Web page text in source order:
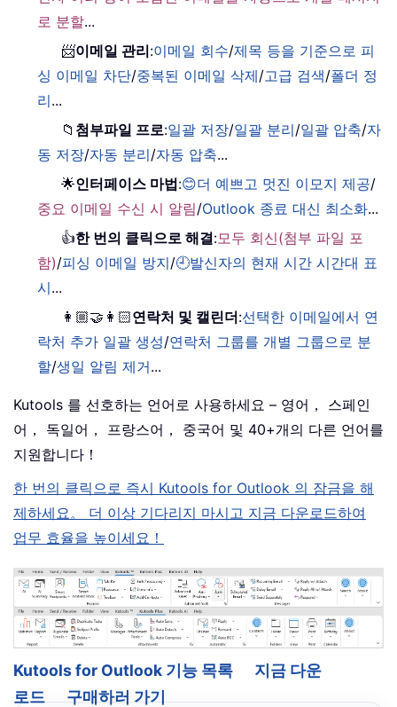
로 분할...
📨이메일 관리:이메일 회수/제목 등을 기준으로 피
싱 이메일 차단/중복된 이메일 삭제/고급 검색/폴더 정
리...
📁 첨부파일 프로:일괄 저장/일괄 분리/일괄 압축/자
동 저장/자동 분리/자동 압축...
🌟인터페이스 마법:😊더 예쁘고 멋진 이모지 제공/
중요 이메일 수신 시 알림/Outlook 종료 대신 최소화...
👍한 번의 클릭으로 해결:모두 회신(첨부 파일 포
함)/피싱 이메일 방지/🕘발신자의 현재 시간 시간대 표
시...
👩🏼‍🤝‍👩🏻연락처 및 캘린더:선택한 이메일에서 연
락처 추가 일괄 생성/연락처 그룹를 개별 그룹으로 분
할/생일 알림 제거...
Kutools 를 선호하는 언어로 사용하세요 – 영어， 스페인
어， 독일어， 프랑스어， 중국어 및 40+개의 다른 언어를
지원합니다！
한 번의 클릭으로 즉시 Kutools for Outlook 의 잠금을 해
제하세요。 더 이상 기다리지 마시고 지금 다운로드하여
업무 효율을 높이세요！
Kutools for Outlook 기능 목록
지금 다운
로드
구매하러 가기